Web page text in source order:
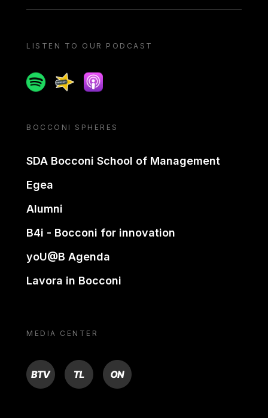
LISTEN TO OUR PODCAST
SpotifySpreakerApple podcast
BOCCONI SPHERES
SDA Bocconi School of Management
Egea
Alumni
B4i - Bocconi for innovation
yoU@B Agenda
Lavora in Bocconi
MEDIA CENTER
BTV TL ON